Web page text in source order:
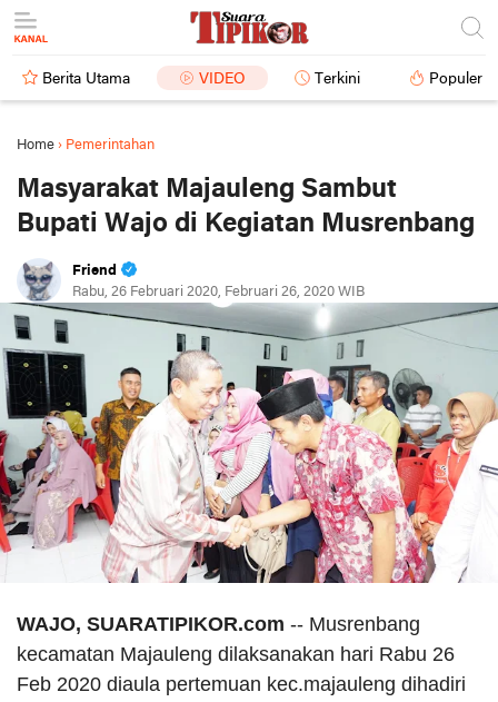
Berita Utama VIDEO Terkini Populer
Home › Pemerintahan
Masyarakat Majauleng Sambut
Bupati Wajo di Kegiatan Musrenbang
Friend
Rabu, 26 Februari 2020, Februari 26, 2020 WIB
WAJO, SUARATIPIKOR.com -- Musrenbang
kecamatan Majauleng dilaksanakan hari Rabu 26
Feb 2020 diaula pertemuan kec.majauleng dihadiri